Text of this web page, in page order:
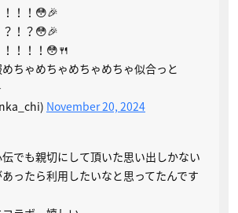
！！😳🎉
！？😳🎉
！！！😳🍴
ちゃめちゃめちゃめちゃ似合っと
November 20, 2024
でも親切にして頂いた思い出しかない
ったら利用したいなと思ってたんです